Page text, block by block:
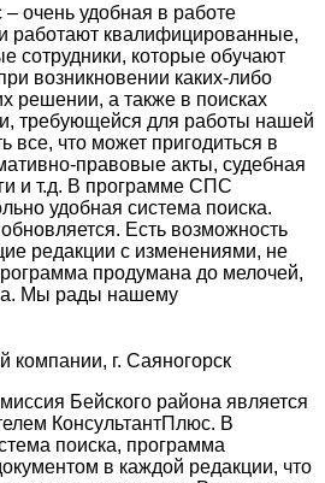
очень удобная в работе
работают квалифицированные,
сотрудники, которые обучают
возникновении каких-либо
решении, а также в поисках
требующейся для работы нашей
все, что может пригодиться в
правовые акты, судебная
и т.д. В программе СПС
удобная система поиска.
Есть возможность
редакции с изменениями, не
продумана до мелочей,
Мы рады нашему
г. Саяногорск
Бейского района является
КонсультантПлюс. В
поиска, программа
в каждой редакции, что